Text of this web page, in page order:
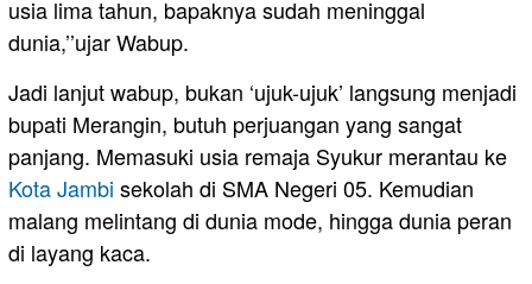
usia lima tahun, bapaknya sudah meninggal
dunia,’’ujar Wabup.
Jadi lanjut wabup, bukan ‘ujuk-ujuk’ langsung menjadi
bupati Merangin, butuh perjuangan yang sangat
panjang. Memasuki usia remaja Syukur merantau ke
Kota Jambi sekolah di SMA Negeri 05. Kemudian
malang melintang di dunia mode, hingga dunia peran
di layang kaca.